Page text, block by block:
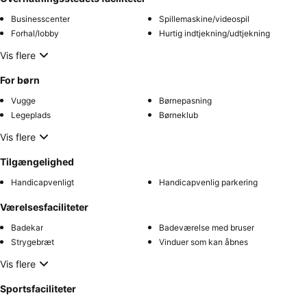
Businesscenter
Spillemaskine/videospil
Forhal/lobby
Hurtig indtjekning/udtjekning
Vis flere
For børn
Vugge
Børnepasning
Legeplads
Børneklub
Vis flere
Tilgængelighed
Handicapvenligt Handicapvenlig parkering
Værelsesfaciliteter
Badekar
Badeværelse med bruser
Strygebræt
Vinduer som kan åbnes
Vis flere
Sportsfaciliteter